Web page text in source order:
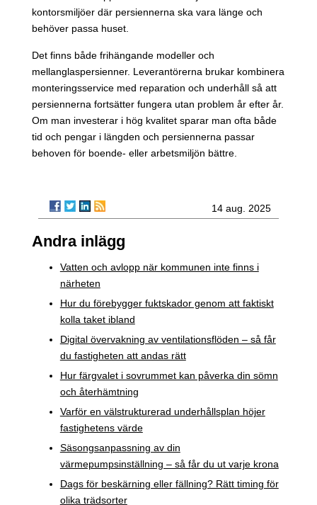
kontorsmiljöer där persiennerna ska vara länge och
behöver passa huset.
Det finns både frihängande modeller och
mellanglaspersienner. Leverantörerna brukar kombinera
monteringsservice med reparation och underhåll så att
persiennerna fortsätter fungera utan problem år efter år.
Om man investerar i hög kvalitet sparar man ofta både
tid och pengar i längden och persiennerna passar
behoven för boende- eller arbetsmiljön bättre.
14 aug. 2025
Andra inlägg
Vatten och avlopp när kommunen inte finns i
närheten
Hur du förebygger fuktskador genom att faktiskt
kolla taket ibland
Digital övervakning av ventilationsflöden – så får
du fastigheten att andas rätt
Hur färgvalet i sovrummet kan påverka din sömn
och återhämtning
Varför en välstrukturerad underhållsplan höjer
fastighetens värde
Säsongsanpassning av din
värmepumpsinställning – så får du ut varje krona
Dags för beskärning eller fällning? Rätt timing för
olika trädsorter